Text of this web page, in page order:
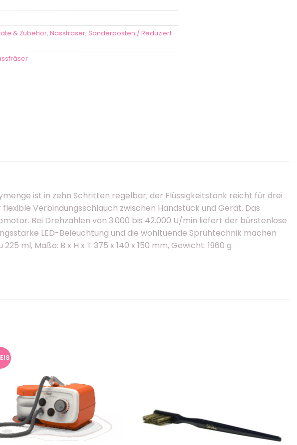
& Zubehör, Nassfräser, Sonderposten / Reduziert
ist in zehn Schritten regelbar; der Flüssigkeitstank reicht für drei
Verbindungsschlauch zwischen Handstück und Gerät. Das
Bei Drehzahlen von 3.000 bis 42.000 U/min liefert der bürstenlose
LED-Beleuchtung und die wohltuende Sprühtechnik machen
ml, Maße: B x H x T 375 x 140 x 150 mm, Gewicht: 1960 g